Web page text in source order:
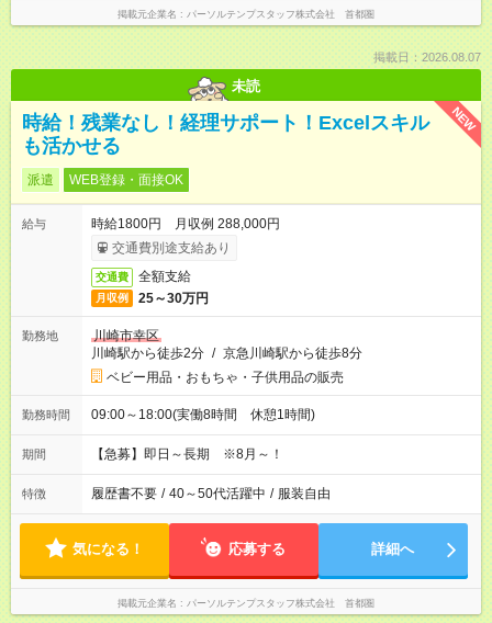
掲載元企業名 パーソルテンプスタッフ株式会社 首都圏
掲載日：2026.08.07
未読
NEW
時給！残業なし！経理サポート！Excelスキル
も活かせる
派遣 WEB登録・面接OK
給与
時給1800円 月収例 288,000円
交通費別途支給あり
交通費 全額支給
月収例 25～30万円
勤務地
川崎市幸区
川崎駅から徒歩2分 / 京急川崎駅から徒歩8分
ベビー用品・おもちゃ・子供用品の販売
勤務時間 09:00～18:00(実働8時間 休憩1時間)
期間 【急募】即日～長期 ※8月～！
特徴 履歴書不要 / 40～50代活躍中 / 服装自由
気になる！ 応募する 詳細へ
掲載元企業名 パーソルテンプスタッフ株式会社 首都圏